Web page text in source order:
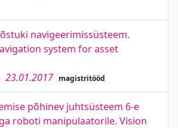
navigeerimissüsteem.
system for asset
23.01.2017 magistritööd
põhinev juhtsüsteem 6-e
roboti manipulaatorile. Vision